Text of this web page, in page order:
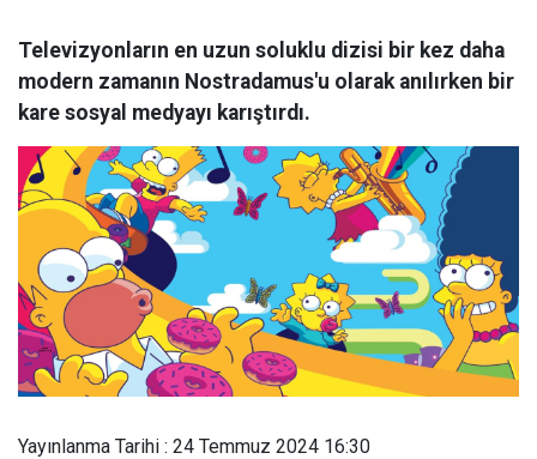
Televizyonların en uzun soluklu dizisi bir kez daha
modern zamanın Nostradamus'u olarak anılırken bir
kare sosyal medyayı karıştırdı.
Yayınlanma Tarihi : 24 Temmuz 2024 16:30